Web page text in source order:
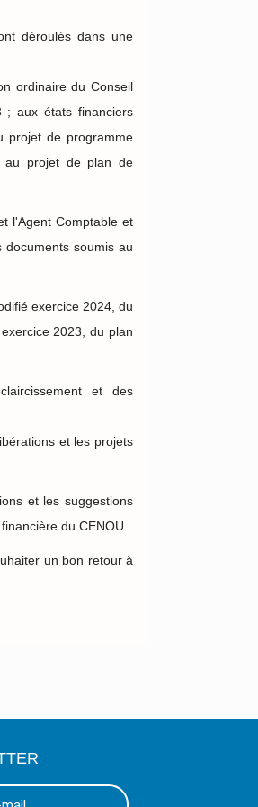
déroulés dans une
ordinaire du Conseil
; aux états financiers
projet de programme
au projet de plan de
l'Agent Comptable et
soumis au
exercice 2024, du
2023, du plan
et des
et les projets
et les suggestions
du CENOU.
un bon retour à